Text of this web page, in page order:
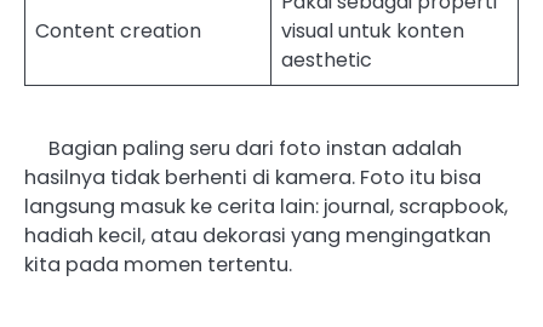
Content creation
visual untuk konten
aesthetic
Bagian paling seru dari foto instan adalah
hasilnya tidak berhenti di kamera. Foto itu bisa
langsung masuk ke cerita lain: journal, scrapbook,
hadiah kecil, atau dekorasi yang mengingatkan
kita pada momen tertentu.